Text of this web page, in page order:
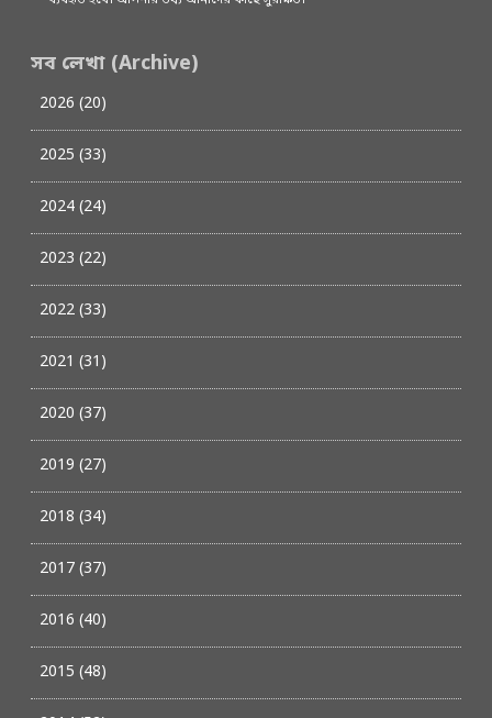
সব লেখা (Archive)
2026 (20)
2025 (33)
2024 (24)
2023 (22)
2022 (33)
2021 (31)
2020 (37)
2019 (27)
2018 (34)
2017 (37)
2016 (40)
2015 (48)